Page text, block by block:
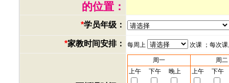
的位置：
*学员年级：
*家教时间安排： 每周上 次课 ；每次
周一
周二
上午
下午 晚上 上午 下午